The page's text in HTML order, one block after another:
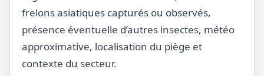
frelons asiatiques capturés ou observés,
présence éventuelle d’autres insectes, météo
approximative, localisation du piège et
contexte du secteur.